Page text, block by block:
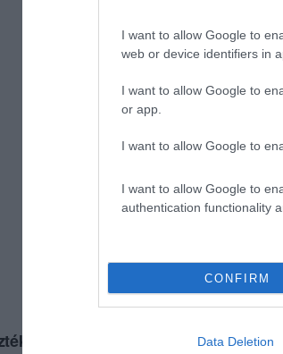
I want to allow Google to
web or device identifiers in
I want to allow Google to
or app.
I want to allow Google to
I want to allow Google to
authentication functionality
CONFIRM
Data Deletion
ezeket is megnézték...